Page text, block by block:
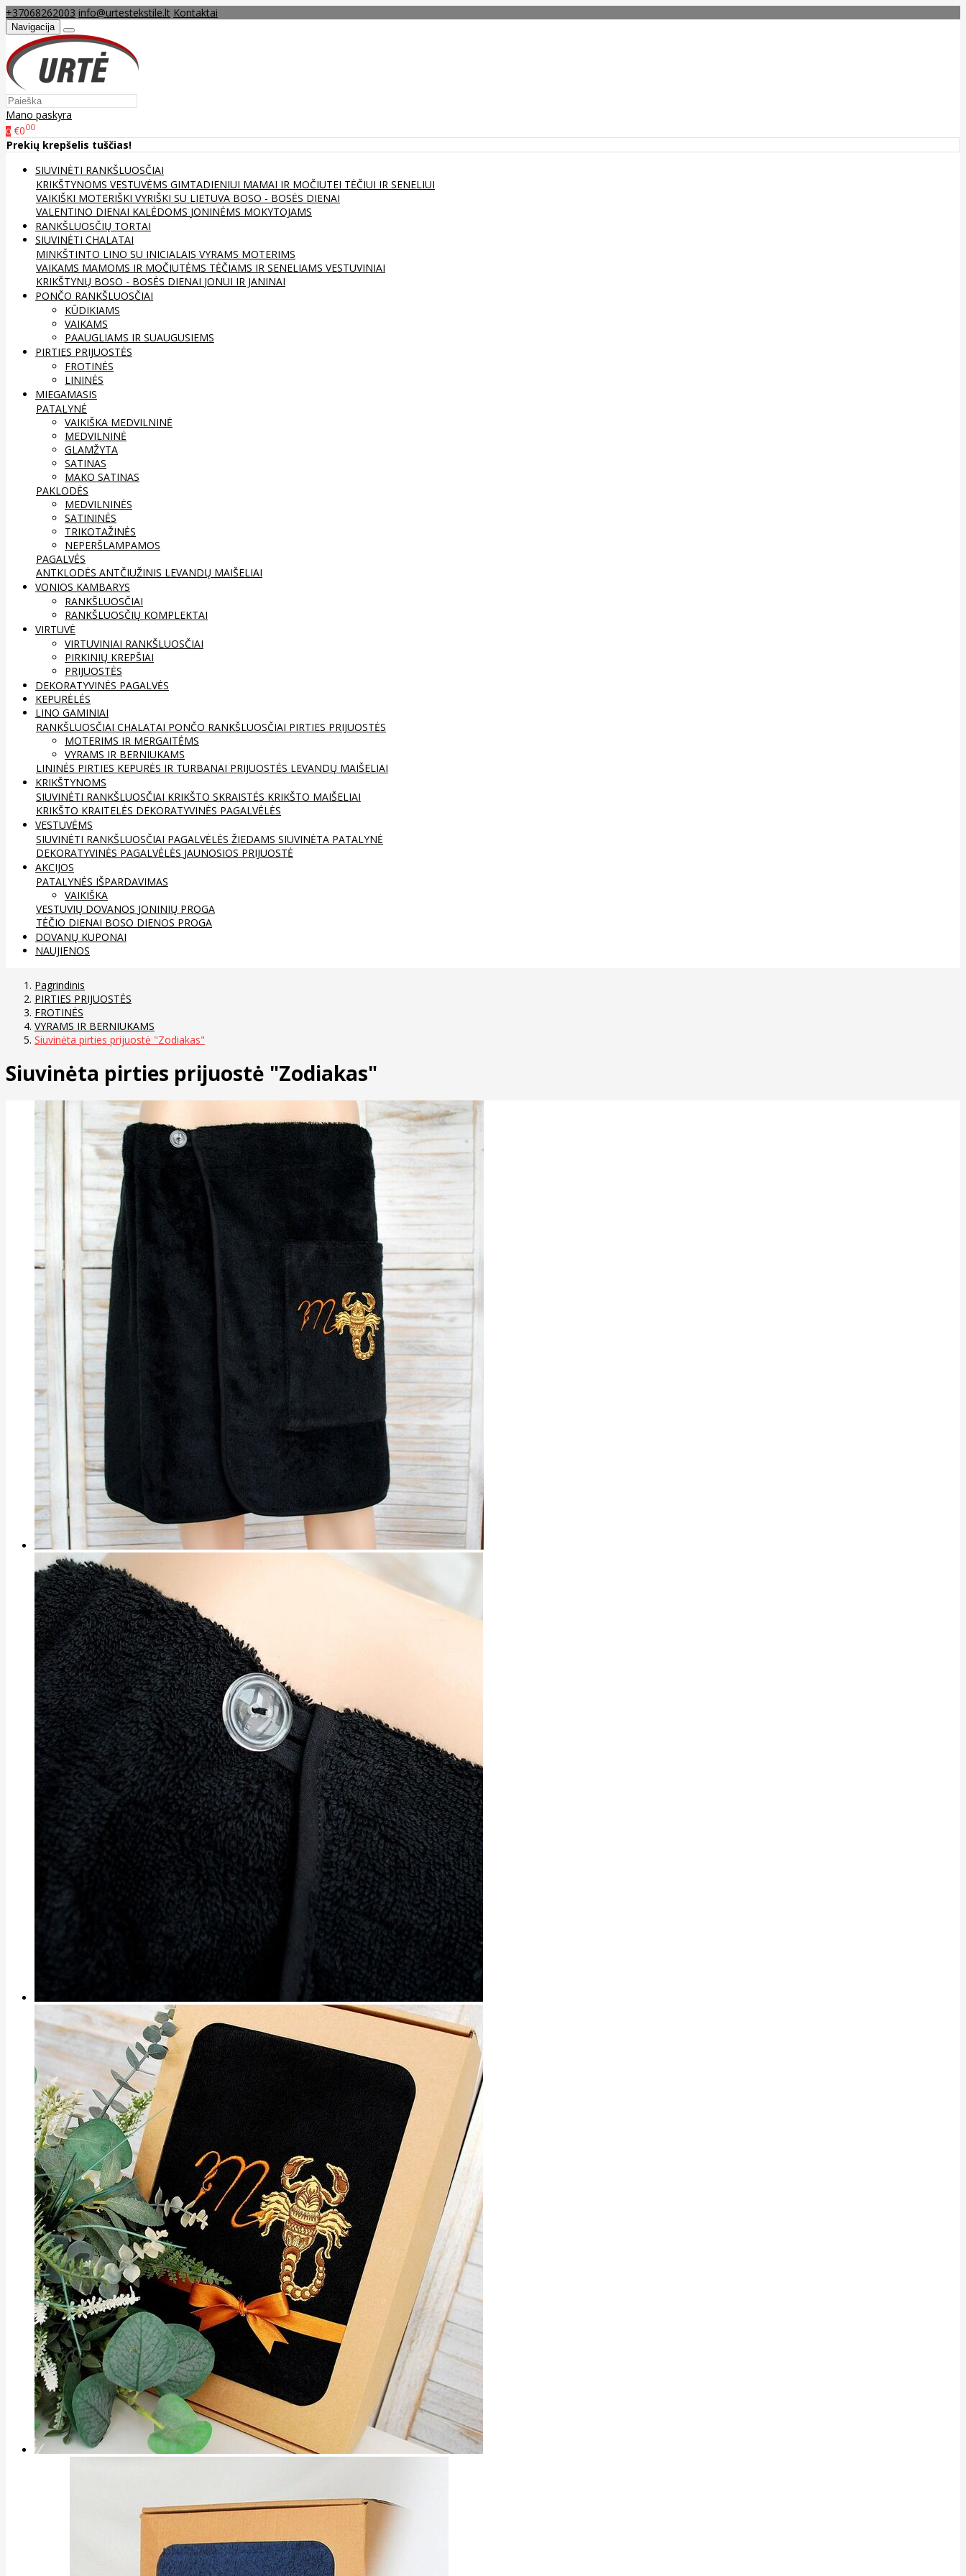
+37068262003 info@urtestekstile.lt Kontaktai
Navigacija
Mano paskyra
0 €000
Prekių krepšelis tuščias!
SIUVINĖTI RANKŠLUOSČIAI
KRIKŠTYNOMS VESTUVĖMS GIMTADIENIUI MAMAI IR MOČIUTEI TĖČIUI IR SENELIUI
VAIKIŠKI MOTERIŠKI VYRIŠKI SU LIETUVA BOSO - BOSĖS DIENAI
VALENTINO DIENAI KALĖDOMS JONINĖMS MOKYTOJAMS
RANKŠLUOSČIŲ TORTAI
SIUVINĖTI CHALATAI
MINKŠTINTO LINO SU INICIALAIS VYRAMS MOTERIMS
VAIKAMS MAMOMS IR MOČIUTĖMS TĖČIAMS IR SENELIAMS VESTUVINIAI
KRIKŠTYNŲ BOSO - BOSĖS DIENAI JONUI IR JANINAI
PONČO RANKŠLUOSČIAI
KŪDIKIAMS
VAIKAMS
PAAUGLIAMS IR SUAUGUSIEMS
PIRTIES PRIJUOSTĖS
FROTINĖS
LININĖS
MIEGAMASIS
PATALYNĖ
VAIKIŠKA MEDVILNINĖ
MEDVILNINĖ
GLAMŽYTA
SATINAS
MAKO SATINAS
PAKLODĖS
MEDVILNINĖS
SATININĖS
TRIKOTAŽINĖS
NEPERŠLAMPAMOS
PAGALVĖS
ANTKLODĖS ANTČIUŽINIS LEVANDŲ MAIŠELIAI
VONIOS KAMBARYS
RANKŠLUOSČIAI
RANKŠLUOSČIŲ KOMPLEKTAI
VIRTUVĖ
VIRTUVINIAI RANKŠLUOSČIAI
PIRKINIŲ KREPŠIAI
PRIJUOSTĖS
DEKORATYVINĖS PAGALVĖS
KEPURĖLĖS
LINO GAMINIAI
RANKŠLUOSČIAI CHALATAI PONČO RANKŠLUOSČIAI PIRTIES PRIJUOSTĖS
MOTERIMS IR MERGAITĖMS
VYRAMS IR BERNIUKAMS
LININĖS PIRTIES KEPURĖS IR TURBANAI PRIJUOSTĖS LEVANDŲ MAIŠELIAI
KRIKŠTYNOMS
SIUVINĖTI RANKŠLUOSČIAI KRIKŠTO SKRAISTĖS KRIKŠTO MAIŠELIAI
KRIKŠTO KRAITELĖS DEKORATYVINĖS PAGALVĖLĖS
VESTUVĖMS
SIUVINĖTI RANKŠLUOSČIAI PAGALVĖLĖS ŽIEDAMS SIUVINĖTA PATALYNĖ
DEKORATYVINĖS PAGALVĖLĖS JAUNOSIOS PRIJUOSTĖ
AKCIJOS
PATALYNĖS IŠPARDAVIMAS
VAIKIŠKA
VESTUVIŲ DOVANOS JONINIŲ PROGA
TĖČIO DIENAI BOSO DIENOS PROGA
DOVANŲ KUPONAI
NAUJIENOS
Pagrindinis
PIRTIES PRIJUOSTĖS
FROTINĖS
VYRAMS IR BERNIUKAMS
Siuvinėta pirties prijuostė "Zodiakas"
Siuvinėta pirties prijuostė "Zodiakas"